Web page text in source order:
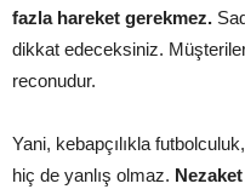
fazla hareket gerekmez.
dikkat edeceksiniz.
reconudur.
Yani, kebapçılıkla
hiç de yanlış olmaz.